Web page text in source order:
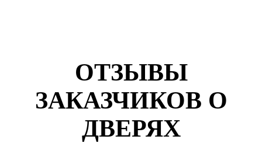
ОТЗЫВЫ
ЗАКАЗЧИКОВ О
ДВЕРЯХ